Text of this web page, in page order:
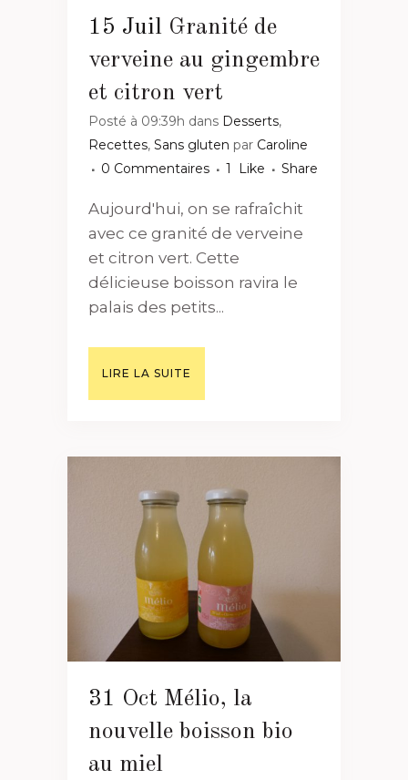
15 Juil Granité de
verveine au gingembre
et citron vert
Posté à 09:39h dans Desserts,
Recettes, Sans gluten par Caroline
0 Commentaires
1 Like Share
Aujourd'hui, on se rafraîchit
avec ce granité de verveine
et citron vert. Cette
délicieuse boisson ravira le
palais des petits...
LIRE LA SUITE
31 Oct Mélio, la
nouvelle boisson bio
au miel